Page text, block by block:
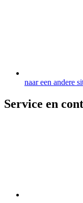
naar een andere
Service en